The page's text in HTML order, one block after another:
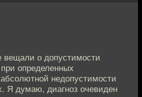
вещали о допустимости
определенных
недопустимости
Я думаю, диагноз очевиден